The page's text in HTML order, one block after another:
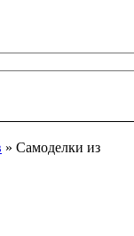
» Самоделки из